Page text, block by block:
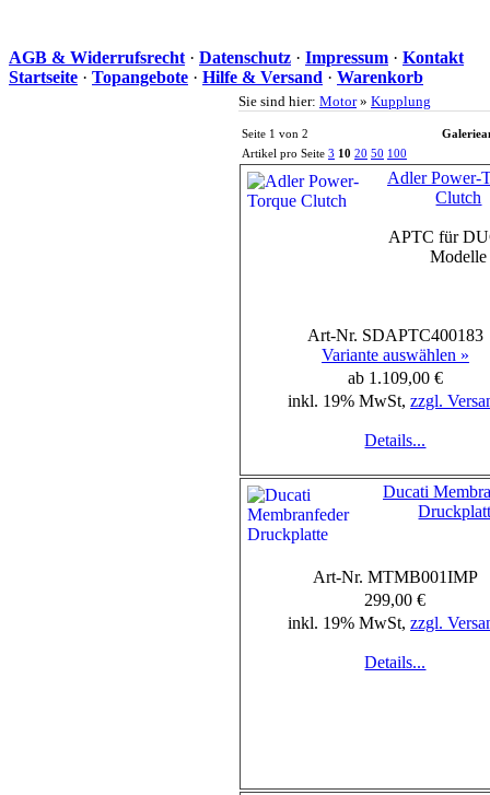
AGB & Widerrufsrecht · Datenschutz · Impressum · Kontakt
Startseite · Topangebote · Hilfe & Versand · Warenkorb
Sie sind hier: Motor» Kupplung
Seite 1 von 2
Artikel pro Seite 3 10 20 50 100
Adler Power-
Clutch
APTC für
Modelle
Art-Nr. SDAPTC400183
Variante auswählen »
ab 1.109,00 €
inkl. 19% MwSt, zzgl.
Details...
Ducati
Art-Nr. MTMB001IMP
299,00 €
inkl. 19% MwSt, zzgl.
Details...